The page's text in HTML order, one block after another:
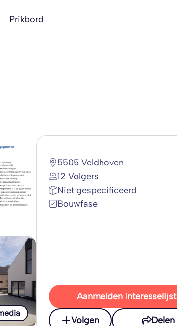
Prikbord
5505 Veldhoven
12 Volgers
Niet gespecificeerd
Bouwfase
Aanmelden interesselijst
Volgen Delen